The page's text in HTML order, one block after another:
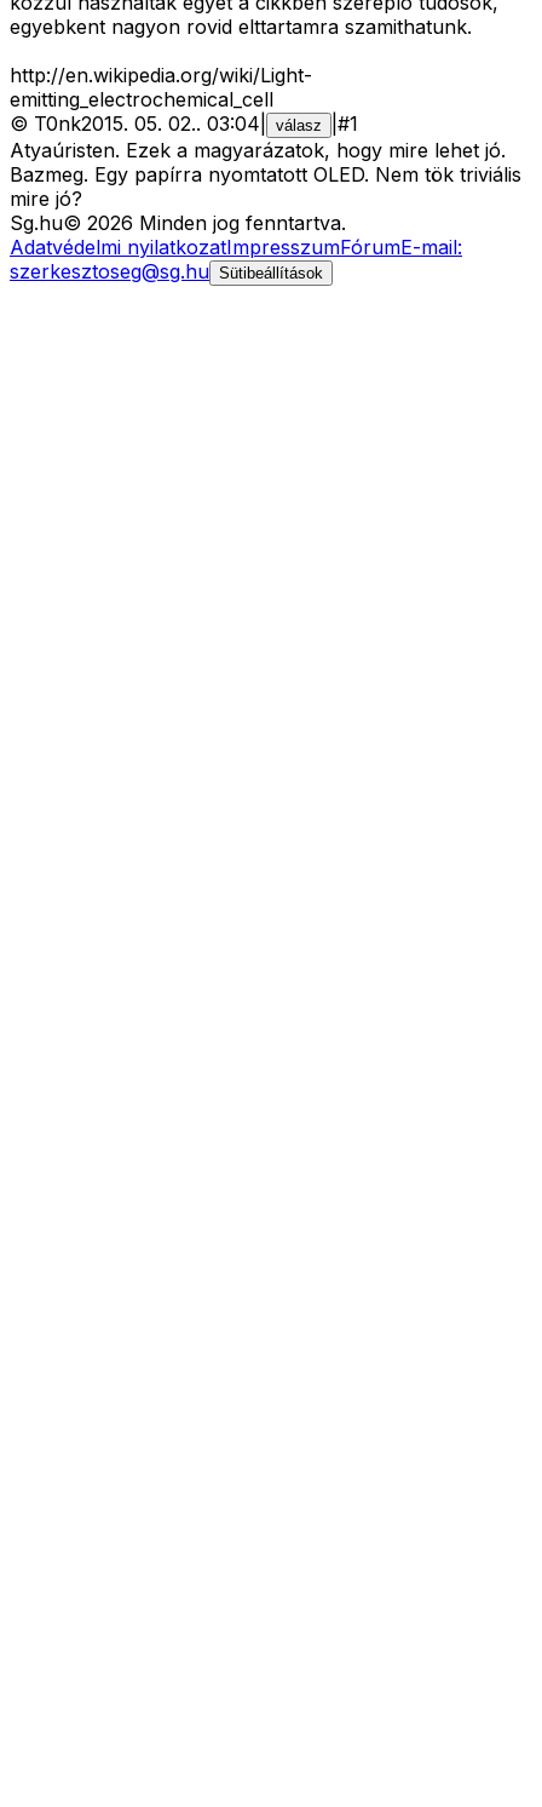
egyebkent nagyon rovid elttartamra szamithatunk.
http://en.wikipedia.org/wiki/Light-
emitting_electrochemical_cell
© T0nk2015. 05. 02.. 03:04 válasz #1
Atyaúristen. Ezek a magyarázatok, hogy mire lehet jó.
Bazmeg. Egy papírra nyomtatott OLED. Nem tök triviális
mire jó?
Sg.hu© 2026 Minden jog fenntartva.
Adatvédelmi nyilatkozatImpresszumFórumE-mail:
szerkesztoseg@sg.hu Sütibeállítások